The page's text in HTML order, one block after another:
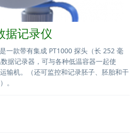
据记录仪
一款带有集成 PT1000 探头（长 252 毫
据记录器，可与各种低温容器一起使
输机。（还可监控和记录胚子、胚胎和干
。